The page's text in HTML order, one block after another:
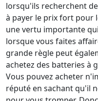
lorsqu'ils recherchent
à payer le prix fort pour
une vertu importante
lorsque vous faites
grande règle peut
achetez des batteries à
Vous pouvez acheter
réputé en sachant qu'il